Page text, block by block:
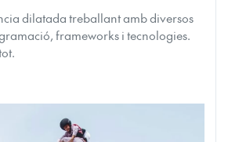
dilatada treballant amb diversos
frameworks i tecnologies.